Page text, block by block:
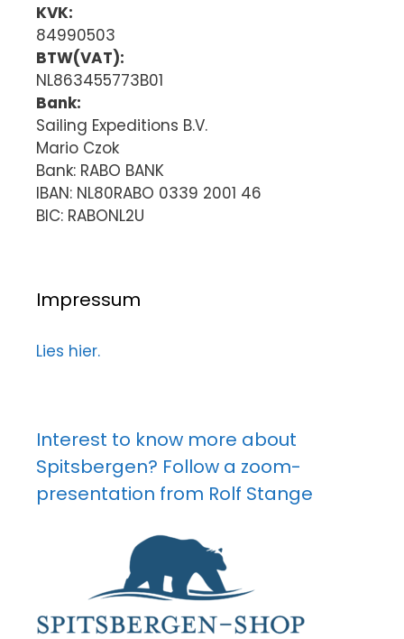
KVK:
84990503
BTW(VAT):
NL863455773B01
Bank:
Sailing Expeditions B.V.
Mario Czok
Bank: RABO BANK
IBAN: NL80RABO 0339 2001 46
BIC: RABONL2U
Impressum
Lies hier.
Interest to know more about
Spitsbergen? Follow a zoom-
presentation from Rolf Stange